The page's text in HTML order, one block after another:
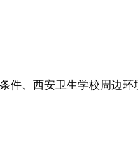
件、西安卫生学校周边